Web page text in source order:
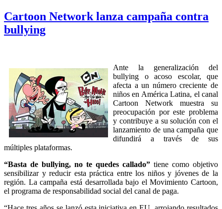
Cartoon Network lanza campaña contra
bullying
Ante la generalización del
bullying o acoso escolar, que
afecta a un número creciente de
niños en América Latina, el canal
Cartoon Network muestra su
preocupación por este problema
y contribuye a su solución con el
lanzamiento de una campaña que
difundirá a través de sus
múltiples plataformas.
“Basta de bullying, no te quedes callado” tiene como objetivo
sensibilizar y reducir esta práctica entre los niños y jóvenes de la
región. La campaña está desarrollada bajo el Movimiento Cartoon,
el programa de responsabilidad social del canal de paga.